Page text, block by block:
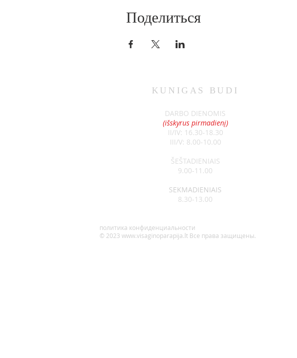
Поделиться
KUNIGAS BUDI
DARBO DIENOMIS
(išskyrus pirmadienį)
II/IV: 16.30-18.30
III/V: 8.00-10.00
ŠEŠTADIENIAIS
9.00-11.00
SEKMADIENIAIS
8.30-13.00
политика конфиденциальности
© 2023 www.visaginoparapija.lt Все права защищены.